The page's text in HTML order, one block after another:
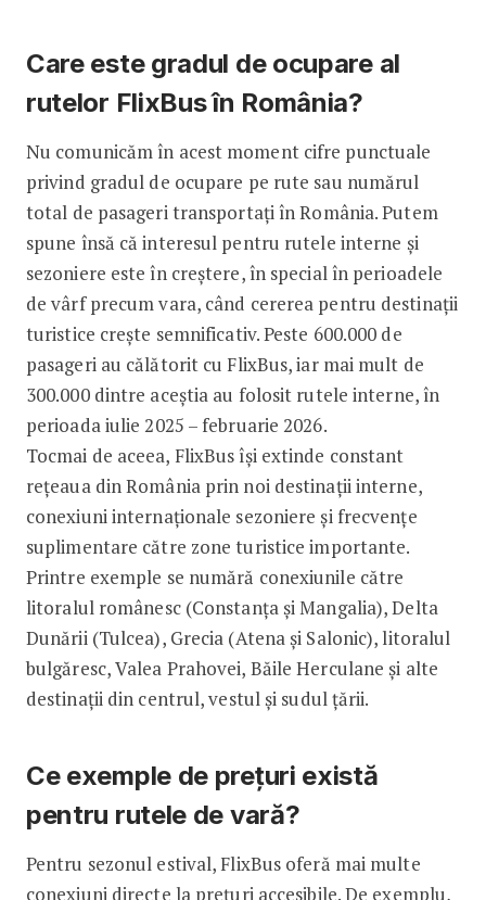
Care este gradul de ocupare al
rutelor FlixBus în România?
Nu comunicăm în acest moment cifre punctuale
privind gradul de ocupare pe rute sau numărul
total de pasageri transportați în România. Putem
spune însă că interesul pentru rutele interne și
sezoniere este în creștere, în special în perioadele
de vârf precum vara, când cererea pentru destinații
turistice crește semnificativ. Peste 600.000 de
pasageri au călătorit cu FlixBus, iar mai mult de
300.000 dintre aceștia au folosit rutele interne, în
perioada iulie 2025 – februarie 2026.
Tocmai de aceea, FlixBus își extinde constant
rețeaua din România prin noi destinații interne,
conexiuni internaționale sezoniere și frecvențe
suplimentare către zone turistice importante.
Printre exemple se numără conexiunile către
litoralul românesc (Constanța și Mangalia), Delta
Dunării (Tulcea), Grecia (Atena și Salonic), litoralul
bulgăresc, Valea Prahovei, Băile Herculane și alte
destinații din centrul, vestul și sudul țării.
Ce exemple de prețuri există
pentru rutele de vară?
Pentru sezonul estival, FlixBus oferă mai multe
conexiuni directe la prețuri accesibile. De exemplu,